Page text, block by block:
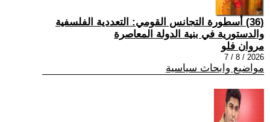
(36) أسطورة التجانس القومي: التعددية الفلسفية
والدستورية في بنية الدولة المعاصرة
مروان فلو
2026 / 8 / 7
مواضيع وابحاث سياسية